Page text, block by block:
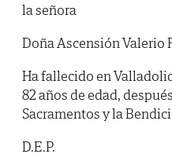
la señora
Doña Ascensión Valerio
Ha fallecido en
82 años de edad,
Sacramentos y la
D.E.P.